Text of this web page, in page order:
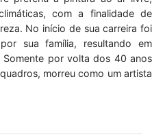
com a finalidade de
No início de sua carreira foi
sua família, resultando em
Somente por volta dos 40 anos
morreu como um artista